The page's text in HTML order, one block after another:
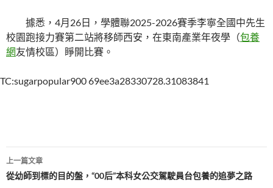
據悉，4月26日，學體聯2025-2026賽季李寧全國中先生
校園跑接力賽第二站將移師西安，在東南產業年夜學（包養
網友情校區）睜開比賽。
TC:sugarpopular900 69ee3a28330728.31083841
文
章
上一篇文章
從幼師到標的目的盤，“00后”本科女公交駕駛員台包養的追夢之路